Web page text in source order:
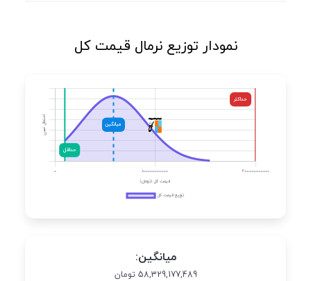
نمودار توزیع نرمال قیمت کل
میانگین:
58,329,177,489 تومان